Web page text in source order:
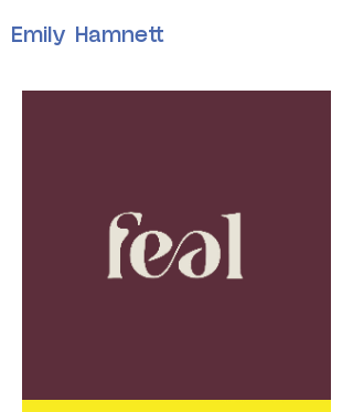
Emily Hamnett